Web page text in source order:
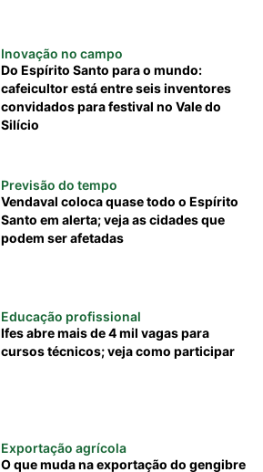
Inovação no campo
Do Espírito Santo para o mundo:
cafeicultor está entre seis inventores
convidados para festival no Vale do
Silício
Previsão do tempo
Vendaval coloca quase todo o Espírito
Santo em alerta; veja as cidades que
podem ser afetadas
Educação profissional
Ifes abre mais de 4 mil vagas para
cursos técnicos; veja como participar
Exportação agrícola
O que muda na exportação do gengibre